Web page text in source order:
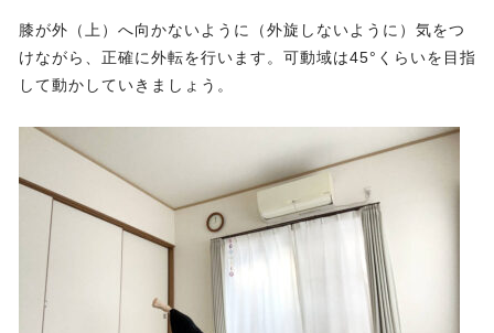
膝が外（上）へ向かないように（外旋しないように）気をつ
けながら、正確に外転を行います。可動域は45°くらいを目指
して動かしていきましょう。